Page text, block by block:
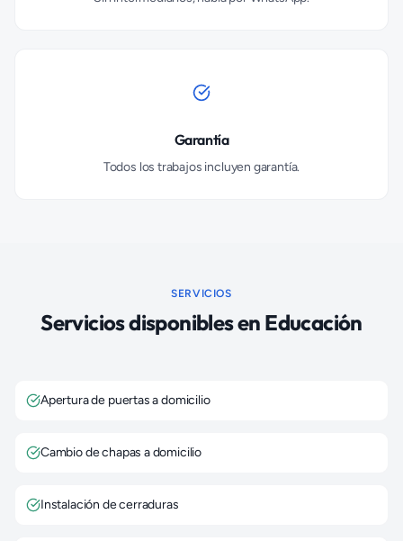
Garantía
Todos los trabajos incluyen garantía.
SERVICIOS
Servicios disponibles en Educación
Apertura de puertas a domicilio
Cambio de chapas a domicilio
Instalación de cerraduras